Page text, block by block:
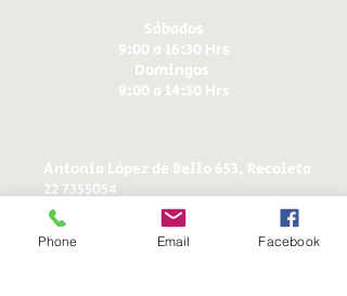
Sábados
9:00 a 16:30 Hrs
Domingos
9:00 a 14:30 Hrs
Antonia López de Bello 653, Recoleta
22 7355054
22 7375725
+56 9 75224598
ducereposteria@gmail.com
Phone Email Facebook